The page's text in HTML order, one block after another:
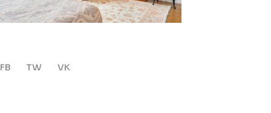
FB TW VK